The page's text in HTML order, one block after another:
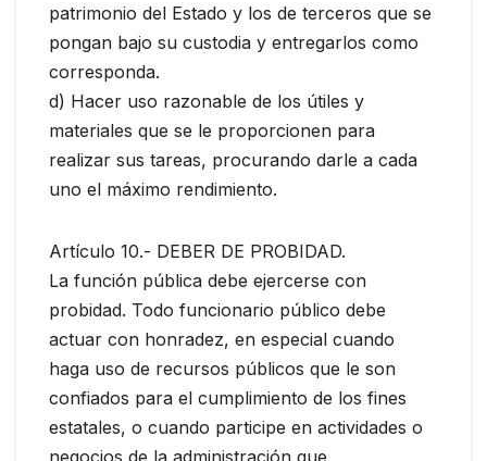
patrimonio del Estado y los de terceros que se
pongan bajo su custodia y entregarlos como
corresponda.
d) Hacer uso razonable de los útiles y
materiales que se le proporcionen para
realizar sus tareas, procurando darle a cada
uno el máximo rendimiento.
Artículo 10.- DEBER DE PROBIDAD.
La función pública debe ejercerse con
probidad. Todo funcionario público debe
actuar con honradez, en especial cuando
haga uso de recursos públicos que le son
confiados para el cumplimiento de los fines
estatales, o cuando participe en actividades o
negocios de la administración que